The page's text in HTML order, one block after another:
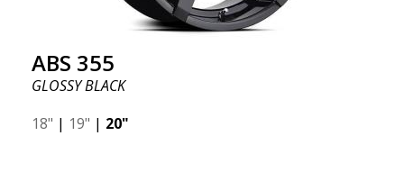
ABS 355
GLOSSY BLACK
18" | 19" | 20"